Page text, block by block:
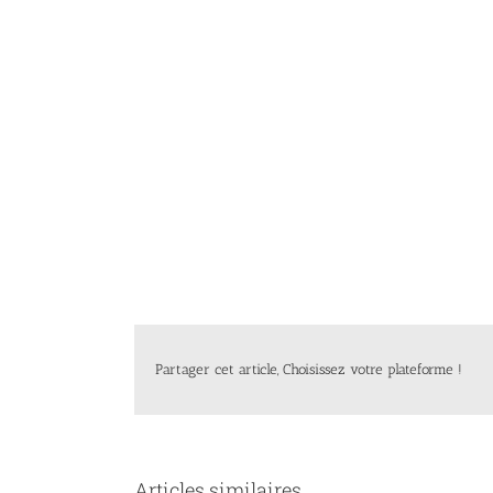
Partager cet article, Choisissez votre plateforme !